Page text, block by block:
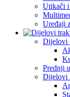
Utikači i
Uređaji
Dijelovi
Prednji
Dijelovi